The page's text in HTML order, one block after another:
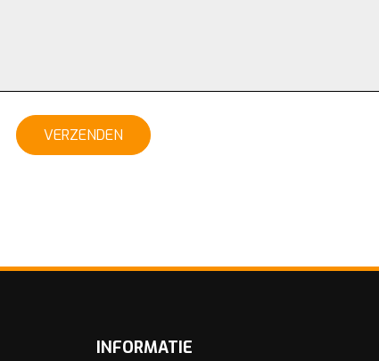
VERZENDEN
INFORMATIE